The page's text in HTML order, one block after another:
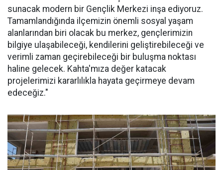
sunacak modern bir Gençlik Merkezi inşa ediyoruz.
Tamamlandığında ilçemizin önemli sosyal yaşam
alanlarından biri olacak bu merkez, gençlerimizin
bilgiye ulaşabileceği, kendilerini geliştirebileceği ve
verimli zaman geçirebileceği bir buluşma noktası
haline gelecek. Kahta'mıza değer katacak
projelerimizi kararlılıkla hayata geçirmeye devam
edeceğiz."